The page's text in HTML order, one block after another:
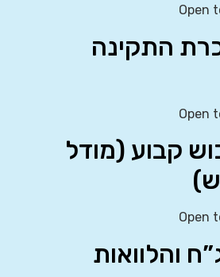
Open
9 – הכרת התקינה
Open
7 – רכוש קבוע (מודל
Open